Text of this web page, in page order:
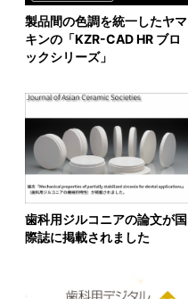
製品間の色調を統一したヤマ
キンの「KZR-CAD HR ブロ
ックシリーズ」
歯科用ジルコニアの論文が国
際誌に掲載されました